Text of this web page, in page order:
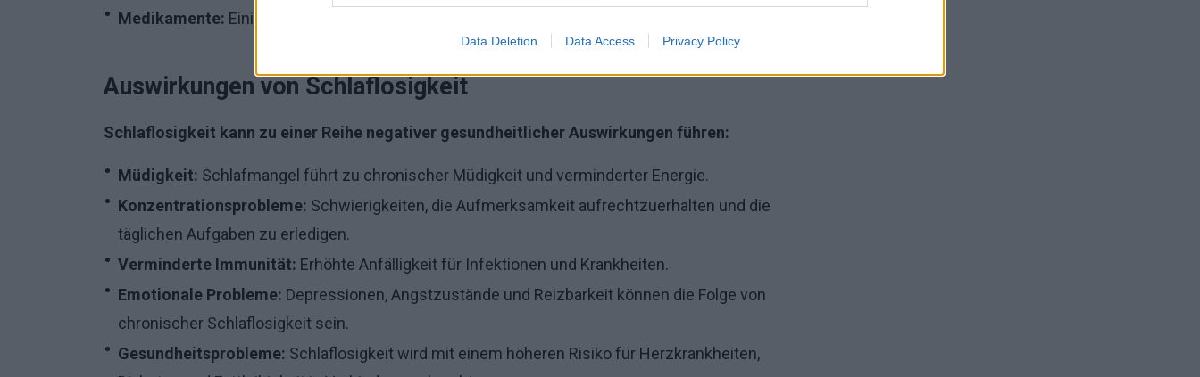
Data Deletion Data Access Privacy Policy
Medikamente: Einige Medikamente können als Nebenwirkung Schlaflosigkeit verursachen.
Auswirkungen von Schlaflosigkeit
Schlaflosigkeit kann zu einer Reihe negativer gesundheitlicher Auswirkungen führen:
Müdigkeit: Schlafmangel führt zu chronischer Müdigkeit und verminderter Energie.
Konzentrationsprobleme: Schwierigkeiten, die Aufmerksamkeit aufrechtzuerhalten und die
täglichen Aufgaben zu erledigen.
Verminderte Immunität: Erhöhte Anfälligkeit für Infektionen und Krankheiten.
Emotionale Probleme: Depressionen, Angstzustände und Reizbarkeit können die Folge von
chronischer Schlaflosigkeit sein.
Gesundheitsprobleme: Schlaflosigkeit wird mit einem höheren Risiko für Herzkrankheiten,